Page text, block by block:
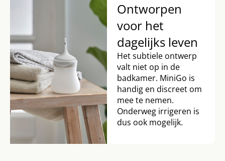
Ontworpen
voor het
dagelijks leven
Het subtiele ontwerp
valt niet op in de
badkamer. MiniGo is
handig en discreet om
mee te nemen.
Onderweg irrigeren is
dus ook mogelijk.